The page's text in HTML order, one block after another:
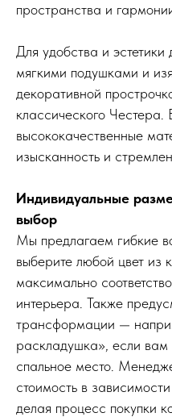
пространства и
Для удобства и
мягкими подушками и
декоративной
классического Честера.
высококачественные
изысканность и
Индивидуальные
выбор
Мы предлагаем гибкие
выберите любой цвет из
максимально
интерьера. Также
трансформации —
раскладушка», если вам
спальное место.
стоимость в
делая процесс покупки